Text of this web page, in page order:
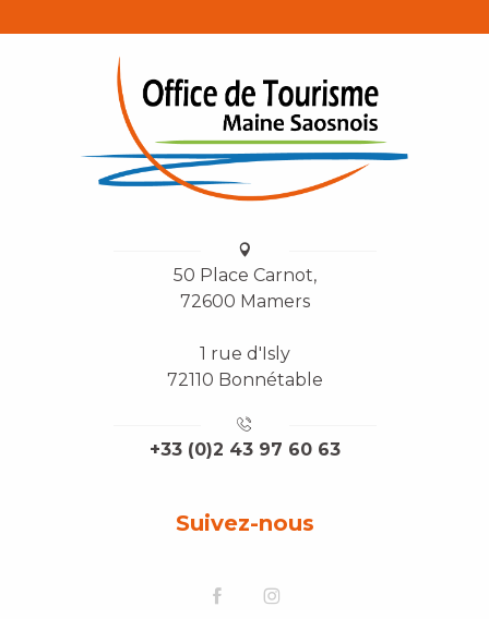
50 Place Carnot,
72600 Mamers
1 rue d'Isly
72110 Bonnétable
+33 (0)2 43 97 60 63
Suivez-nous